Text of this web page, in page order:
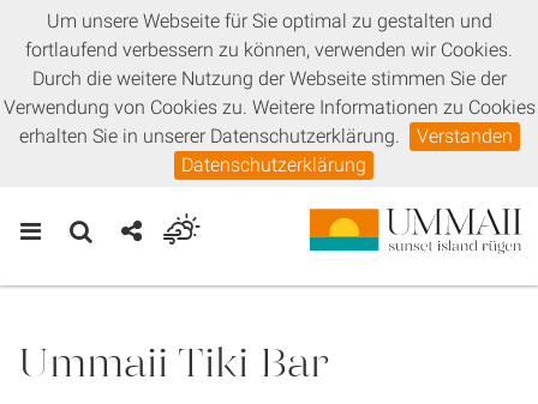
Um unsere Webseite für Sie optimal zu gestalten und
fortlaufend verbessern zu können, verwenden wir Cookies.
Durch die weitere Nutzung der Webseite stimmen Sie der
Verwendung von Cookies zu. Weitere Informationen zu Cookies
erhalten Sie in unserer Datenschutzerklärung.
Verstanden
Datenschutzerklärung
Ummaii Tiki Bar